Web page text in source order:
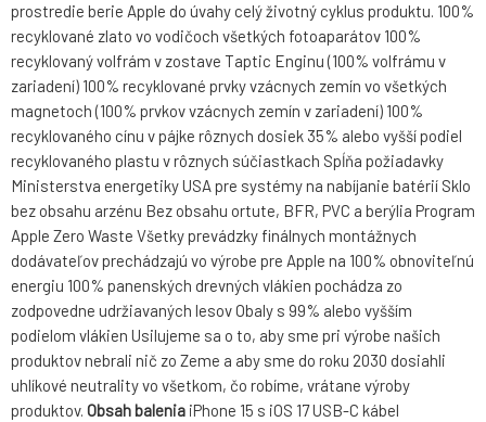
prostredie berie Apple do úvahy celý životný cyklus produktu. 100%
recyklované zlato vo vodičoch všetkých fotoaparátov 100%
recyklovaný volfrám v zostave Taptic Enginu (100% volfrámu v
zariadení) 100% recyklované prvky vzácnych zemín vo všetkých
magnetoch (100% prvkov vzácnych zemín v zariadení) 100%
recyklovaného cínu v pájke rôznych dosiek 35% alebo vyšší podiel
recyklovaného plastu v rôznych súčiastkach Spĺňa požiadavky
Ministerstva energetiky USA pre systémy na nabíjanie batérií Sklo
bez obsahu arzénu Bez obsahu ortute, BFR, PVC a berýlia Program
Apple Zero Waste Všetky prevádzky finálnych montážnych
dodávateľov prechádzajú vo výrobe pre Apple na 100% obnoviteľnú
energiu 100% panenských drevných vlákien pochádza zo
zodpovedne udržiavaných lesov Obaly s 99% alebo vyšším
podielom vlákien Usilujeme sa o to, aby sme pri výrobe našich
produktov nebrali nič zo Zeme a aby sme do roku 2030 dosiahli
uhlíkové neutrality vo všetkom, čo robíme, vrátane výroby
produktov. Obsah balenia iPhone 15 s iOS 17 USB-C kábel